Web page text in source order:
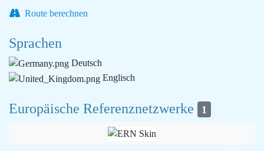
Route berechnen
Sprachen
Deutsch
Englisch
Europäische Referenznetzwerke 1